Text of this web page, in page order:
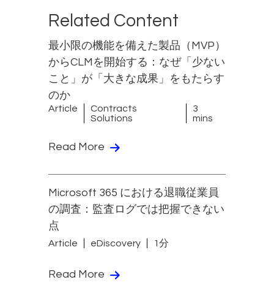
Related Content
最小限の機能を備えた製品（MVP）
からCLMを開始する：なぜ「少ない
こと」が「大きな成果」をもたらす
のか
Article
Contracts
Solutions
3
mins
Read More
Microsoft 365 における退職従業員
の調査：監査ログでは把握できない
点
Article eDiscovery 1分
Read More